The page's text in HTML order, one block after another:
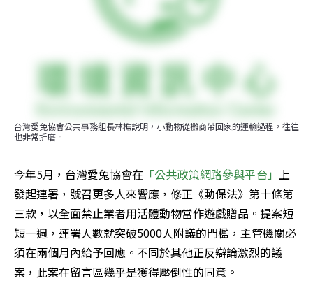
台灣愛兔協會公共事務組長林樵說明，小動物從攤商帶回家的運輸過程，往往
也非常折磨。
今年5月，台灣愛兔協會在 「公共政策網路參與平台」
上
發起連署，號召更多人來響應，修正《動保法》第十條第
三款，以全面禁止業者用活體動物當作遊戲贈品。提案短
短一週，連署人數就突破5000人附議的門檻，主管機關必
須在兩個月內給予回應。不同於其他正反辯論激烈的議
案，此案在留言區幾乎是獲得壓倒性的同意。